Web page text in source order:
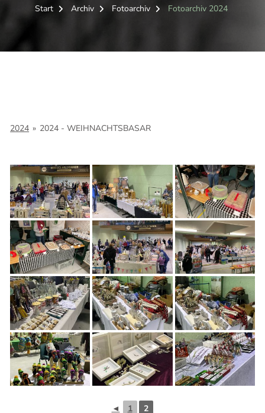
Start Archiv Fotoarchiv Fotoarchiv 2024
2024 » 2024 - WEIHNACHTSBASAR
◄ 1 2